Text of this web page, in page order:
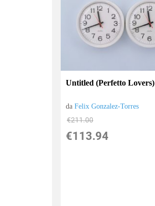
Untitled (Perfetto Lovers)
daFelix Gonzalez-Torres
€211.00
€113.94